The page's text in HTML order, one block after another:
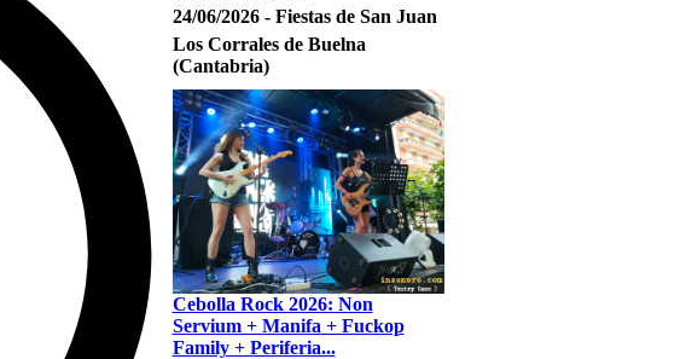
24/06/2026 - Fiestas de San Juan
Los Corrales de Buelna
(Cantabria)
Cebolla Rock 2026: Non
Servium + Manifa + Fuckop
Family + Periferia...